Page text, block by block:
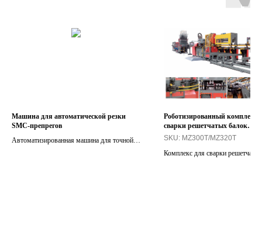
Машина для автоматической резки
SMC-препрегов
Автоматизированная машина для точной
Роботизированный комплекс
сварки решетчатых балок
MZ300T/MZ320T
SKU: MZ300T/MZ320T
Комплекс для сварки